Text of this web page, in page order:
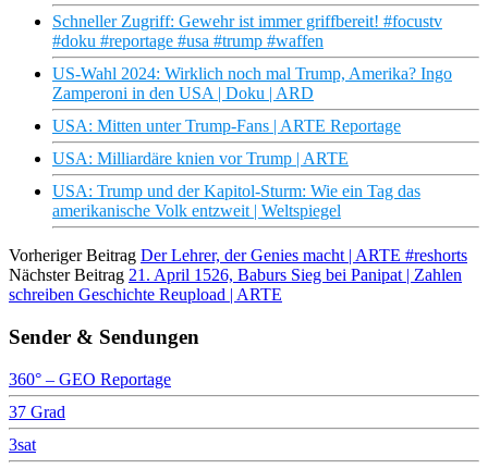
Schneller Zugriff: Gewehr ist immer griffbereit! #focustv
#doku #reportage #usa #trump #waffen
US-Wahl 2024: Wirklich noch mal Trump, Amerika? Ingo
Zamperoni in den USA | Doku | ARD
USA: Mitten unter Trump-Fans | ARTE Reportage
USA: Milliardäre knien vor Trump | ARTE
USA: Trump und der Kapitol-Sturm: Wie ein Tag das
amerikanische Volk entzweit | Weltspiegel
Vorheriger Beitrag Der Lehrer, der Genies macht | ARTE #reshorts
Nächster Beitrag 21. April 1526, Baburs Sieg bei Panipat | Zahlen
schreiben Geschichte Reupload | ARTE
Sender & Sendungen
360° – GEO Reportage
37 Grad
3sat